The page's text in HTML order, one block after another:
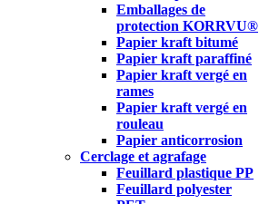
Emballages de
protection KORRVU®
Papier kraft bitumé
Papier kraft paraffiné
Papier kraft vergé en
rames
Papier kraft vergé en
rouleau
Papier anticorrosion
Cerclage et agrafage
Feuillard plastique PP
Feuillard polyester